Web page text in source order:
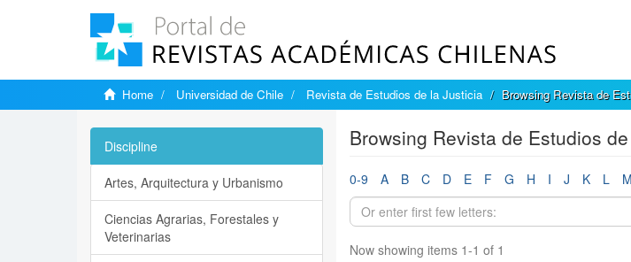
Home Universidad de Chile Revista de Estudios de la Justicia Browsing Revista de
Browsing Revista de Estudios
0-9 A B C D E F G H I J K L M
Now showing items 1-1 of 1
Discipline
Artes, Arquitectura y Urbanismo
Ciencias Agrarias, Forestales y
Veterinarias